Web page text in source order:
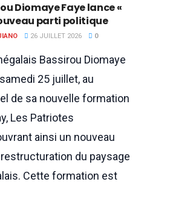
Diomaye Faye lance «
parti politique
26 JUILLET 2026 0
Bassirou Diomaye
25 juillet, au
de sa nouvelle formation
Les Patriotes
ainsi un nouveau
du paysage
Cette formation est